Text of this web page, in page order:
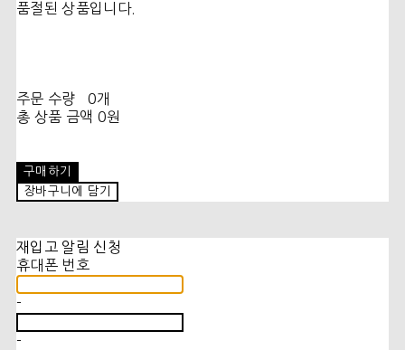
품절된 상품입니다.
주문 수량
0개
총 상품 금액 0원
구매하기
장바구니에 담기
재입고 알림 신청
휴대폰 번호
-
-